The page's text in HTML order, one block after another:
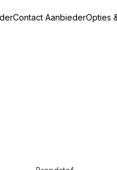
Contact AanbiederOpties